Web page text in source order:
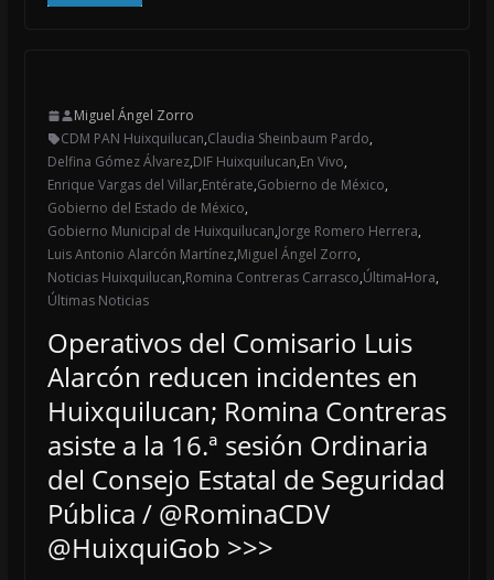
Miguel Ángel Zorro
CDM PAN Huixquilucan,Claudia Sheinbaum Pardo,
Delfina Gómez Álvarez,DIF Huixquilucan,En Vivo,
Enrique Vargas del Villar,Entérate,Gobierno de México,
Gobierno del Estado de México,
Gobierno Municipal de Huixquilucan,Jorge Romero Herrera,
Luis Antonio Alarcón Martínez,Miguel Ángel Zorro,
Noticias Huixquilucan,Romina Contreras Carrasco,ÚltimaHora,
Últimas Noticias
Operativos del Comisario Luis
Alarcón reducen incidentes en
Huixquilucan; Romina Contreras
asiste a la 16.ª sesión Ordinaria
del Consejo Estatal de Seguridad
Pública / @RominaCDV
@HuixquiGob >>>